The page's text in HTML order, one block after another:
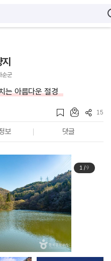
순군
는 아름다운 절경
15
보 댓글
1/9